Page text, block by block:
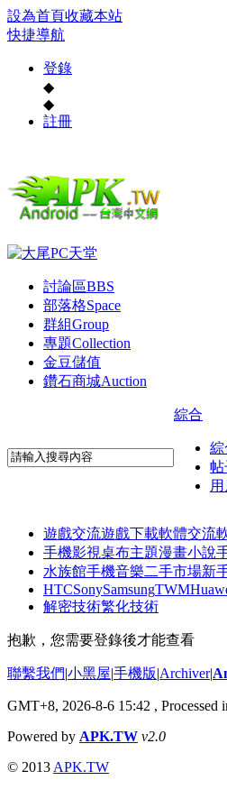
設為首頁收藏本站
快捷導航
登錄
◆
◆
註冊
討論區BBS
部落格Space
群組Group
專題Collection
金豆儲值
鑽石商城Auction
綜合
綜
帖
遊戲交流遊戲下載軟體交流
手機影視桌布主題漫畫小說
水族館手機音樂二手市場新
HTCSonySamsungTWM
解密技術繁化技術
抱歉，您需要登錄後才能查看
聯繫我們|小黑屋|手機版|Archiver|
GMT+8, 2026-8-6 15:42 , Processed
Powered by APK.TW v2.0
© 2013 APK.TW